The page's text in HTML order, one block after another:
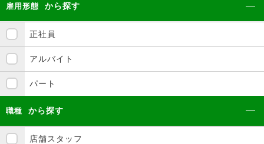
雇用形態 から探す
正社員
アルバイト
パート
職種 から探す
店舗スタッフ